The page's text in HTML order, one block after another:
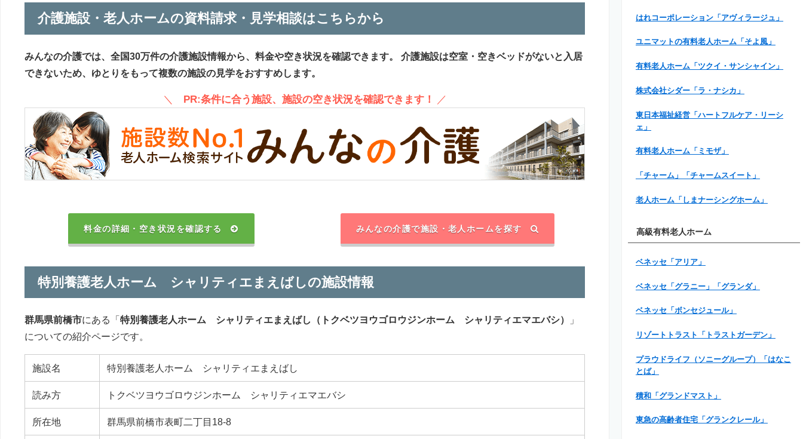
介護施設・老人ホームの資料請求・見学相談はこちらから
みんなの介護では、全国30万件の介護施設情報から、料金や空き状況を確認できます。
介護施設は空室・空きベッドがないと入居
できないため、ゆとりをもって複数の施設の見学をおすすめします。
＼ PR:条件に合う施設、施設の空き状況を確認できます！ ／
料金の詳細・空き状況を確認する みんなの介護で施設・老人ホームを探す
特別養護老人ホーム シャリティエまえばしの施設情報
群馬県前橋市にある「 特別養護老人ホーム シャリティエまえばし（トクベツヨウゴロウジンホーム シャリティエマエバシ）
」
についての紹介ページです。
施設名 特別養護老人ホーム シャリティエまえばし
読み方 トクベツヨウゴロウジンホーム シャリティエマエバシ
所在地 群馬県前橋市表町二丁目18-8
はれコーポレーション「アヴィラージュ」
ユニマットの有料老人ホーム「そよ風」
有料老人ホーム「ツクイ・サンシャイン」
株式会社シダー「ラ・ナシカ」
東日本福祉経営「ハートフルケア・リーシ
ェ」
有料老人ホーム「ミモザ」
「チャーム」「チャームスイート」
老人ホーム「しまナーシングホーム」
高級有料老人ホーム
ベネッセ「アリア」
ベネッセ「グラニー」「グランダ」
ベネッセ「ボンセジュール」
リゾートトラスト「トラストガーデン」
プラウドライフ（ソニーグループ）「はなこ
とば」
積和「グランドマスト」
東急の高齢者住宅「グランクレール」